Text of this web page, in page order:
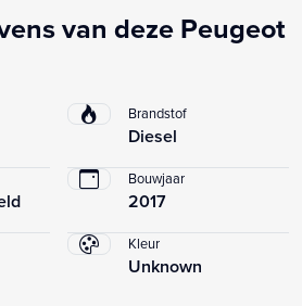
van deze Peugeot
Brandstof
Diesel
Bouwjaar
2017
Kleur
Unknown